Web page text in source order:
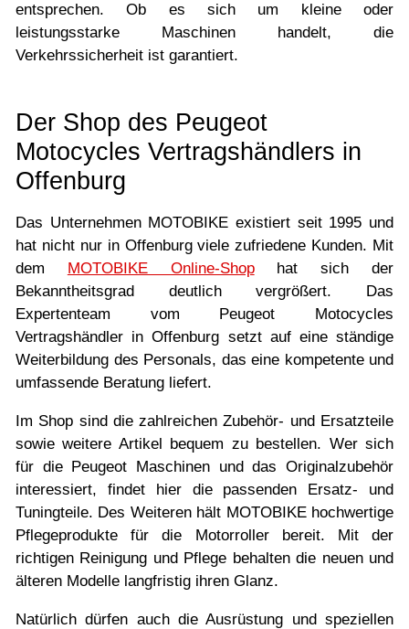
entsprechen. Ob es sich um kleine oder
leistungsstarke Maschinen handelt, die
Verkehrssicherheit ist garantiert.
Der Shop des Peugeot
Motocycles Vertragshändlers in
Offenburg
Das Unternehmen MOTOBIKE existiert seit 1995 und
hat nicht nur in Offenburg viele zufriedene Kunden. Mit
dem MOTOBIKE Online-Shophat sich der
Bekanntheitsgrad deutlich vergrößert. Das
Expertenteam vom Peugeot Motocycles
Vertragshändler in Offenburg setzt auf eine ständige
Weiterbildung des Personals, das eine kompetente und
umfassende Beratung liefert.
Im Shop sind die zahlreichen Zubehör- und Ersatzteile
sowie weitere Artikel bequem zu bestellen. Wer sich
für die Peugeot Maschinen und das Originalzubehör
interessiert, findet hier die passenden Ersatz- und
Tuningteile. Des Weiteren hält MOTOBIKE hochwertige
Pflegeprodukte für die Motorroller bereit. Mit der
richtigen Reinigung und Pflege behalten die neuen und
älteren Modelle langfristig ihren Glanz.
Natürlich dürfen auch die Ausrüstung und speziellen